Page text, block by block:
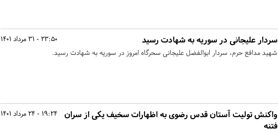
23:50 - 31 مرداد 1401 سردار علیجانی در سوریه به شهادت رسید
شهید مدافع حرم، سردار ابوالفضل علیجانی سحرگاه امروز در سوریه به شهادت رسید.
19:24 - 24 مرداد 1401
واکنش تولیت آستان قدس رضوی به اظهارات سخیف یکی از سران
فتنه